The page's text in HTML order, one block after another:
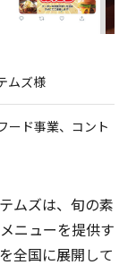
ムズ様
ード事業、コント
ムズは、旬の素
ニューを提供す
全国に展開して